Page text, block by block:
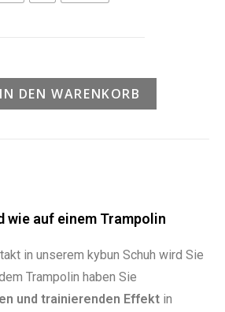
IN DEN WARENKORB
wie auf einem Trampolin
in unserem kybun Schuh wird Sie
Trampolin haben Sie
und trainierenden Effekt in